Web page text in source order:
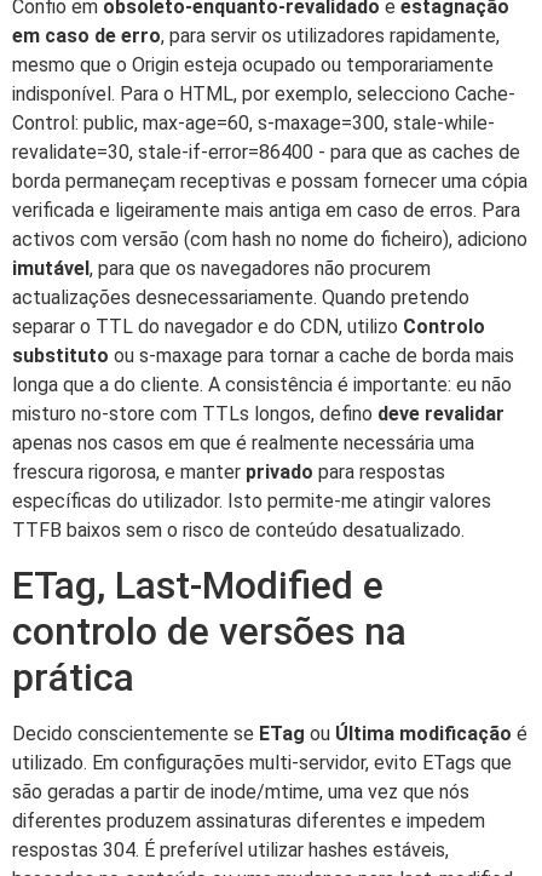
Confio em obsoleto-enquanto-revalidado e estagnação
em caso de erro, para servir os utilizadores rapidamente,
mesmo que o Origin esteja ocupado ou temporariamente
indisponível. Para o HTML, por exemplo, selecciono Cache-
Control: public, max-age=60, s-maxage=300, stale-while-
revalidate=30, stale-if-error=86400 - para que as caches de
borda permaneçam receptivas e possam fornecer uma cópia
verificada e ligeiramente mais antiga em caso de erros. Para
activos com versão (com hash no nome do ficheiro), adiciono
imutável, para que os navegadores não procurem
actualizações desnecessariamente. Quando pretendo
separar o TTL do navegador e do CDN, utilizo Controlo
substituto ou s-maxage para tornar a cache de borda mais
longa que a do cliente. A consistência é importante: eu não
misturo no-store com TTLs longos, defino deve revalidar
apenas nos casos em que é realmente necessária uma
frescura rigorosa, e manter privado para respostas
específicas do utilizador. Isto permite-me atingir valores
TTFB baixos sem o risco de conteúdo desatualizado.
ETag, Last-Modified e
controlo de versões na
prática
Decido conscientemente se ETag ou Última modificação é
utilizado. Em configurações multi-servidor, evito ETags que
são geradas a partir de inode/mtime, uma vez que nós
diferentes produzem assinaturas diferentes e impedem
respostas 304. É preferível utilizar hashes estáveis,